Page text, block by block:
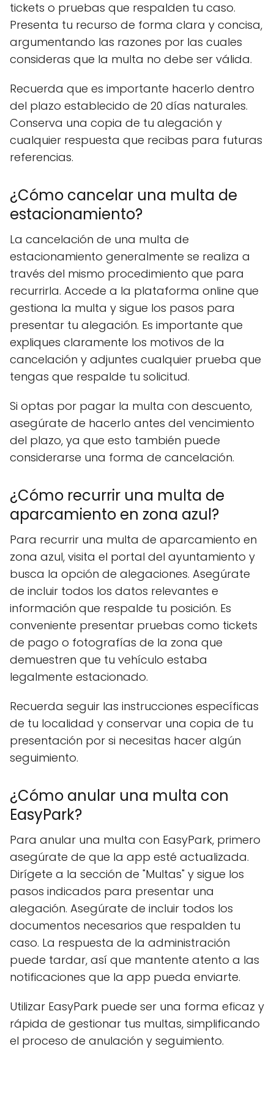
tickets o pruebas que respalden tu caso.
Presenta tu recurso de forma clara y concisa,
argumentando las razones por las cuales
consideras que la multa no debe ser válida.
Recuerda que es importante hacerlo dentro
del plazo establecido de 20 días naturales.
Conserva una copia de tu alegación y
cualquier respuesta que recibas para futuras
referencias.
¿Cómo cancelar una multa de
estacionamiento?
La cancelación de una multa de
estacionamiento generalmente se realiza a
través del mismo procedimiento que para
recurrirla. Accede a la plataforma online que
gestiona la multa y sigue los pasos para
presentar tu alegación. Es importante que
expliques claramente los motivos de la
cancelación y adjuntes cualquier prueba que
tengas que respalde tu solicitud.
Si optas por pagar la multa con descuento,
asegúrate de hacerlo antes del vencimiento
del plazo, ya que esto también puede
considerarse una forma de cancelación.
¿Cómo recurrir una multa de
aparcamiento en zona azul?
Para recurrir una multa de aparcamiento en
zona azul, visita el portal del ayuntamiento y
busca la opción de alegaciones. Asegúrate
de incluir todos los datos relevantes e
información que respalde tu posición. Es
conveniente presentar pruebas como tickets
de pago o fotografías de la zona que
demuestren que tu vehículo estaba
legalmente estacionado.
Recuerda seguir las instrucciones específicas
de tu localidad y conservar una copia de tu
presentación por si necesitas hacer algún
seguimiento.
¿Cómo anular una multa con
EasyPark?
Para anular una multa con EasyPark, primero
asegúrate de que la app esté actualizada.
Dirígete a la sección de "Multas" y sigue los
pasos indicados para presentar una
alegación. Asegúrate de incluir todos los
documentos necesarios que respalden tu
caso. La respuesta de la administración
puede tardar, así que mantente atento a las
notificaciones que la app pueda enviarte.
Utilizar EasyPark puede ser una forma eficaz y
rápida de gestionar tus multas, simplificando
el proceso de anulación y seguimiento.